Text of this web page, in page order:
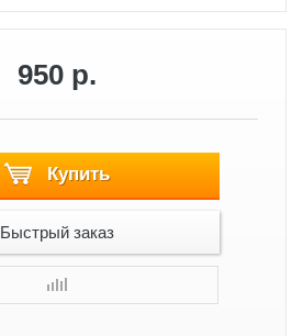
950 р.
Купить
Быстрый заказ